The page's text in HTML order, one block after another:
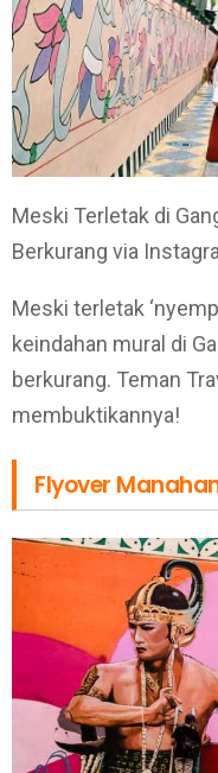
Meski Terletak di
Berkurang via
Meski terletak
keindahan mural di
berkurang. Teman
membuktikannya!
Flyover